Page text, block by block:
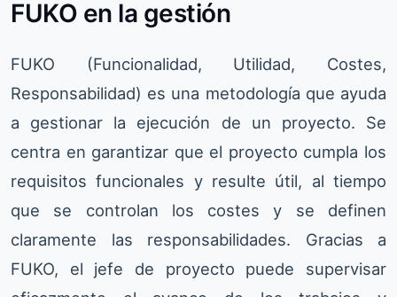
FUKO en la gestión
FUKO (Funcionalidad, Utilidad, Costes,
Responsabilidad) es una metodología que ayuda
a gestionar la ejecución de un proyecto. Se
centra en garantizar que el proyecto cumpla los
requisitos funcionales y resulte útil, al tiempo
que se controlan los costes y se definen
claramente las responsabilidades. Gracias a
FUKO, el jefe de proyecto puede supervisar